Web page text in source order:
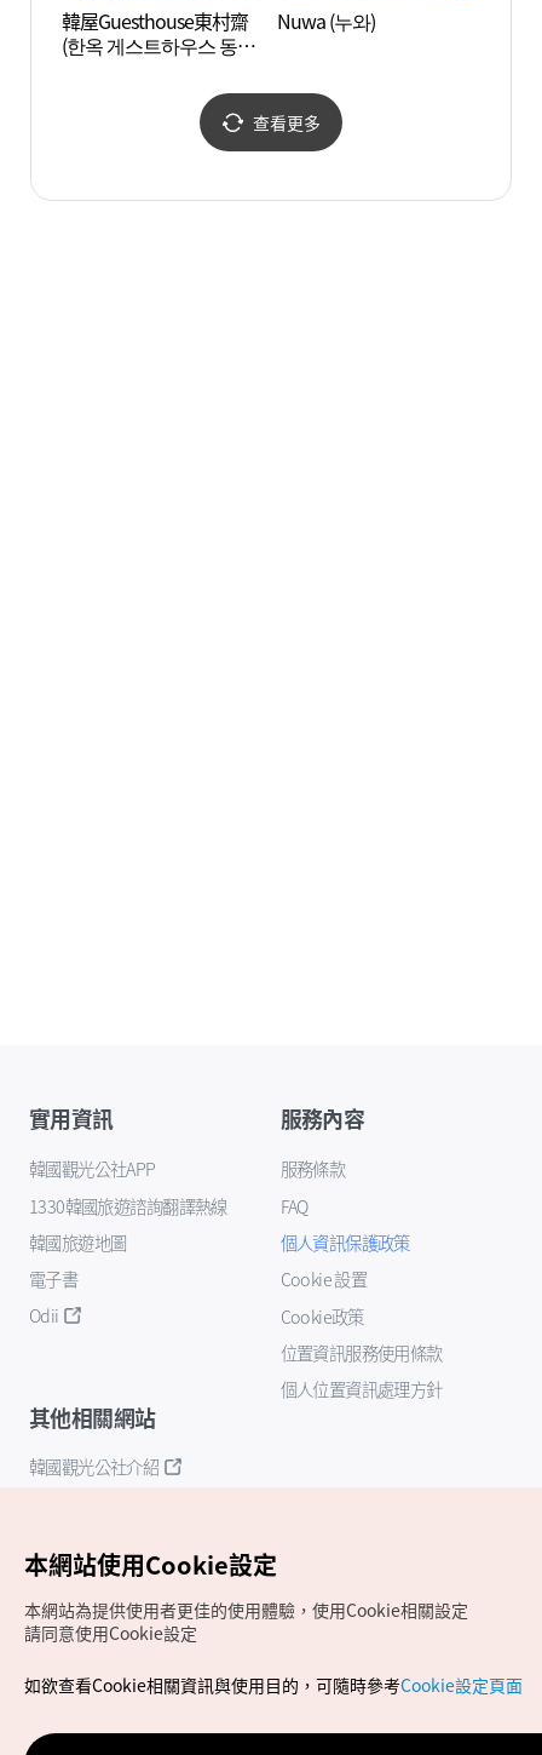
韓屋Guesthouse東村齋
(한옥 게스트하우스 동촌
Nuwa (누와)
查看更多
實用資訊
韓國觀光公社APP
1330韓國旅遊諮詢翻譯熱線
韓國旅遊地圖
電子書
Odii
服務內容
服務條款
FAQ
個人資訊保護政策
Cookie 設置
Cookie政策
位置資訊服務使用條款
個人位置資訊處理方針
其他相關網站
韓國觀光公社介紹
Copyrights (c) 韓國觀光公社版權所有
如有相關疑問或建議，歡迎來信至官方信箱
本網站使用Cookie設定
本網站為提供使用者更佳的使用體驗，使用Cookie相關設定
請同意使用Cookie設定
如欲查看Cookie相關資訊與使用目的，可隨時參考Cookie設定頁面